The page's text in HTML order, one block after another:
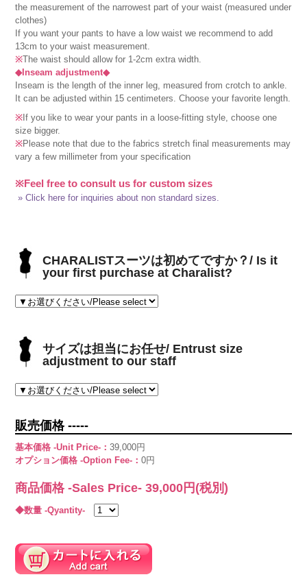
the measurement of the narrowest part of your waist (measured under
clothes)
If you want your pants to have a low waist we recommend to add
13cm to your waist measurement.
※The waist should allow for 1-2cm extra width.
◆Inseam adjustment◆
Inseam is the length of the inner leg, measured from crotch to ankle.
It can be adjusted within 15 centimeters. Choose your favorite length.
※ If you like to wear your pants in a loose-fitting style, choose one
size bigger.
※Please note that due to the fabrics stretch final measurements may
vary a few millimeter from your specification
※Feel free to consult us for custom sizes
» Click here for inquiries about non standard sizes.
CHARALISTスーツは初めてですか？/ Is it
your first purchase at Charalist?
サイズは担当にお任せ/ Entrust size
adjustment to our staff
販売価格 -----
基本価格 -Unit Price-：39,000円
オプション価格 -Option Fee-：0円
商品価格 -Sales Price-39,000 円(税別)
◆数量 -Qyantity-